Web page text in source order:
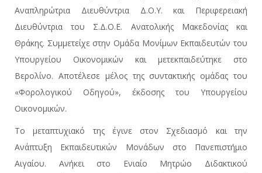
Αναπληρώτρια Διευθύντρια Δ.Ο.Υ. και Περιφερειακή
Διευθύντρια του Σ.Δ.Ο.Ε. Ανατολικής Μακεδονίας και
Θράκης. Συμμετείχε στην Ομάδα Μονίμων Εκπαιδευτών του
Υπουργείου Οικονομικών και μετεκπαιδεύτηκε στο
Βερολίνο. Αποτέλεσε μέλος της συντακτικής ομάδας του
«Φορολογικού Οδηγού», έκδοσης του Υπουργείου
Οικονομικών.
Το μεταπτυχιακό της έγινε στον Σχεδιασμό και την
Ανάπτυξη Εκπαιδευτικών Μονάδων στο Πανεπιστήμιο
Αιγαίου. Ανήκει στο Ενιαίο Μητρώο Διδακτικού